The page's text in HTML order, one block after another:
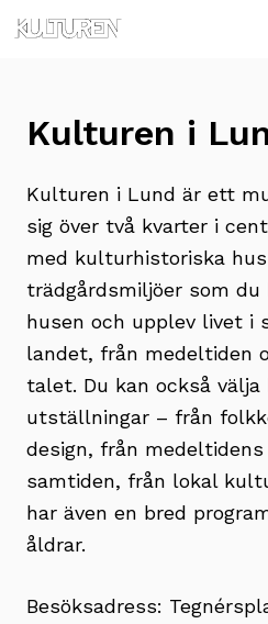
navigationen
innehållet
efter:
Kulturen i
Kulturen i Lund är ett
sig över två kvarter i
med kulturhistoriska
trädgårdsmiljöer som du
husen och upplev livet i
landet, från medeltiden
talet. Du kan också
utställningar – från
design, från
samtiden, från lokal
har även en bred
åldrar.
Besöksadress: